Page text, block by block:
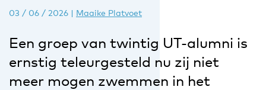
03 / 06 / 2026 | Maaike Platvoet
Een groep van twintig UT-alumni is
ernstig teleurgesteld nu zij niet
meer mogen zwemmen in het